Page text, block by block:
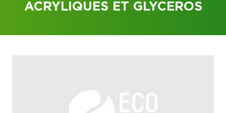
ACRYLIQUES ET GLYCEROS